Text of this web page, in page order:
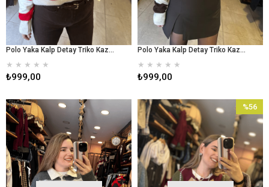
Polo Yaka Kalp Detay Triko Kazak - Kırmızı
★ ★ ★ ★ ★
₺999,00
Polo Yaka Kalp Detay Triko Kazak - Kahverengi
★ ★ ★ ★ ★
₺999,00
%56
İndirim